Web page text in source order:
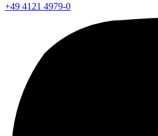
+49 4121 4979-0